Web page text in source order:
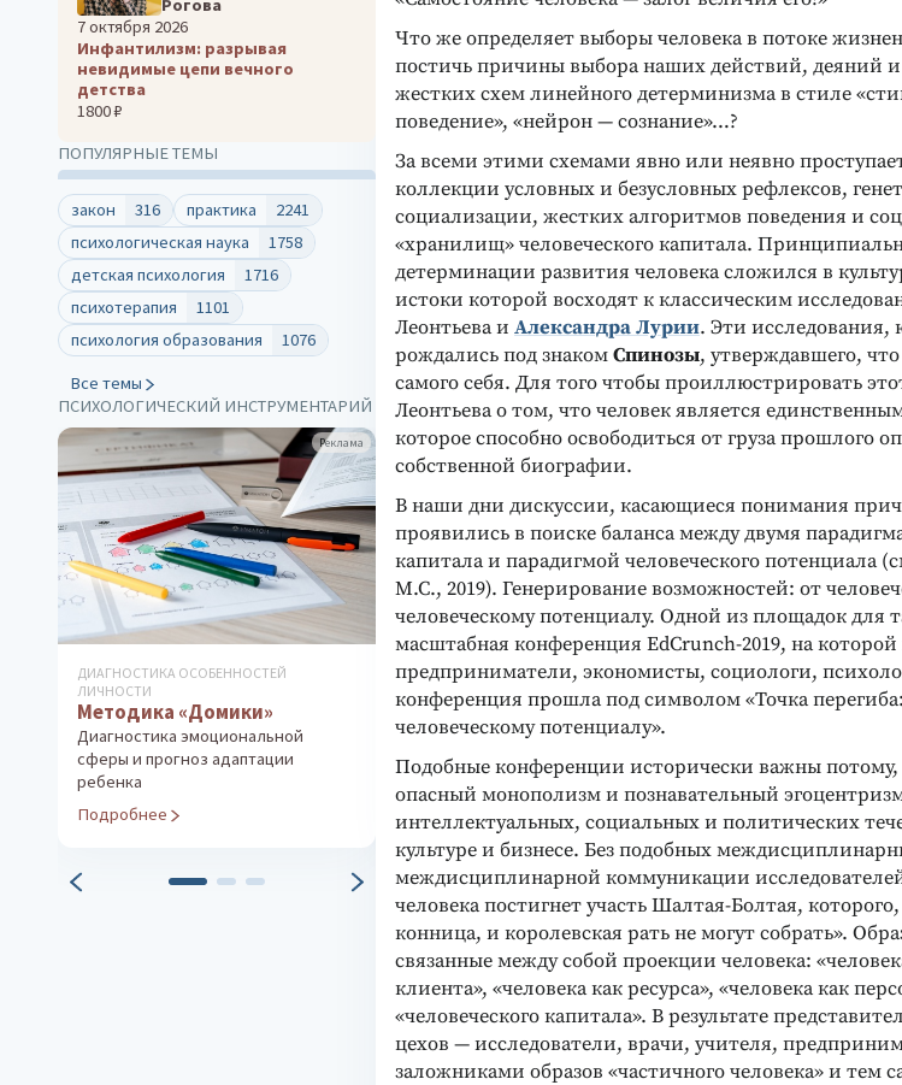
Что же определяет выборы человека в потоке
постичь причины выбора наших действий, деяний
жестких схем линейного детерминизма в стиле
поведение», «нейрон — сознание»…?
За всеми этими схемами явно или неявно
коллекции условных и безусловных рефлексов,
социализации, жестких алгоритмов поведения и
«хранилищ» человеческого капитала.
детерминации развития человека сложился в
истоки которой восходят к классическим
Леонтьева и Александра Лурии. Эти исследования,
рождались под знакомСпинозы, утверждавшего,
самого себя. Для того чтобы проиллюстрировать
Леонтьева о том, что человек является
которое способно освободиться от груза прошлого
собственной биографии.
В наши дни дискуссии, касающиеся понимания
проявились в поиске баланса между двумя
капитала и парадигмой человеческого потенциала
М.С., 2019). Генерирование возможностей: от
человеческому потенциалу. Одной из площадок для
масштабная конференция EdCrunch-2019, на
предприниматели, экономисты, социологи,
конференция прошла под символом «Точка
человеческому потенциалу».
Подобные конференции исторически важны
опасный монополизм и познавательный
интеллектуальных, социальных и политических
культуре и бизнесе. Без подобных
междисциплинарной коммуникации
человека постигнет участь Шалтая-Болтая,
конница, и королевская рать не могут собрать».
связанные между собой проекции человека:
клиента», «человека как ресурса», «человека как
«человеческого капитала». В результате
цехов — исследователи, врачи, учителя,
заложниками образов «частичного человека» и тем
Рогова
7 октября 2026
Инфантилизм: разрывая
невидимые цепи вечного
детства
1800 ₽
ПОПУЛЯРНЫЕ ТЕМЫ
закон 316 практика
2241
психологическая наука
1758
детская психология
1716
психотерапия
1101
психология образования
1076
Все темы
ПСИХОЛОГИЧЕСКИЙ ИНСТРУМЕНТАРИЙ
Реклама
ДИАГНОСТИКА ОСОБЕННОСТЕЙ
ЛИЧНОСТИ
Методика «Домики»
Диагностика эмоциональной
сферы и прогноз адаптации
ребенка
Подробнее
Реклама
КОРРЕКЦИОННО-ДИАГНОСТИЧЕСКИЕ
КОМПЛЕКСЫ
Цветовая диагностика и
музыкотерапия
Работа с ресурсами личности
(методика В. М. Элькина)
Подробнее
ДИАГНОСТИКА
ТВОРЧЕСКИХ
Измерение уровня
интеллекта и
Подробнее